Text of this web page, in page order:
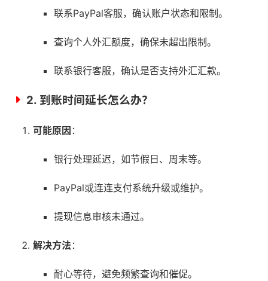
联系PayPal客服，确认账户状态和限制。
查询个人外汇额度，确保未超出限制。
联系银行客服，确认是否支持外汇汇款。
2. 到账时间延长怎么办？
可能原因 ：
银行处理延迟，如节假日、周末等。
PayPal或连连支付系统升级或维护。
提现信息审核未通过。
解决方法 ：
耐心等待，避免频繁查询和催促。